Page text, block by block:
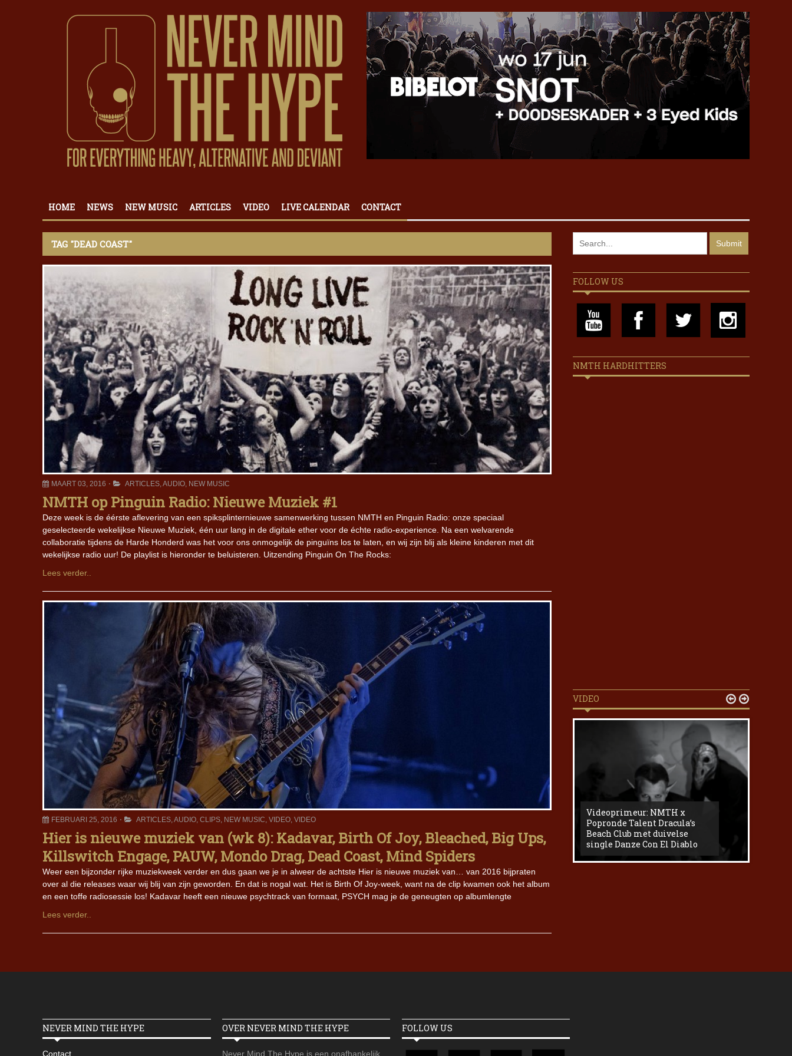
HOME NEWS NEW MUSIC ARTICLES VIDEO LIVE CALENDAR CONTACT
TAG "DEAD COAST"
MAART 03, 2016 ARTICLES,AUDIO, NEW MUSIC
NMTH op Pinguin Radio: Nieuwe Muziek #1
Deze week is de éérste aflevering van een spiksplinternieuwe samenwerking tussen NMTH en Pinguin Radio: onze speciaal
geselecteerde wekelijkse Nieuwe Muziek, één uur lang in de digitale ether voor de échte radio-experience. Na een welvarende
collaboratie tijdens de Harde Honderd was het voor ons onmogelijk de pinguïns los te laten, en wij zijn blij als kleine kinderen met dit
wekelijkse radio uur! De playlist is hieronder te beluisteren. Uitzending Pinguin On The Rocks:
Lees verder..
FEBRUARI 25, 2016 ARTICLES,AUDIO, CLIPS, NEW MUSIC, VIDEO, VIDEO
Hier is nieuwe muziek van (wk 8): Kadavar, Birth Of Joy, Bleached, Big Ups,
Killswitch Engage, PAUW, Mondo Drag, Dead Coast, Mind Spiders
Weer een bijzonder rijke muziekweek verder en dus gaan we je in alweer de achtste Hier is nieuwe muziek van… van 2016 bijpraten
over al die releases waar wij blij van zijn geworden. En dat is nogal wat. Het is Birth Of Joy-week, want na de clip kwamen ook het album
en een toffe radiosessie los! Kadavar heeft een nieuwe psychtrack van formaat, PSYCH mag je de geneugten op albumlengte
Lees verder..
FOLLOW US
NMTH HARDHITTERS
VIDEO
Futurist en munt Reich and
Roll-stijl
Videoprimeur: NMTH x
Popronde Talent Dracula’s
Beach Club met duivelse
single Danze Con El Diablo
 
NEVER MIND THE HYPE
Contact
OVER NEVER MIND THE HYPE
Never Mind The Hype is een onafhankelijk
FOLLOW US